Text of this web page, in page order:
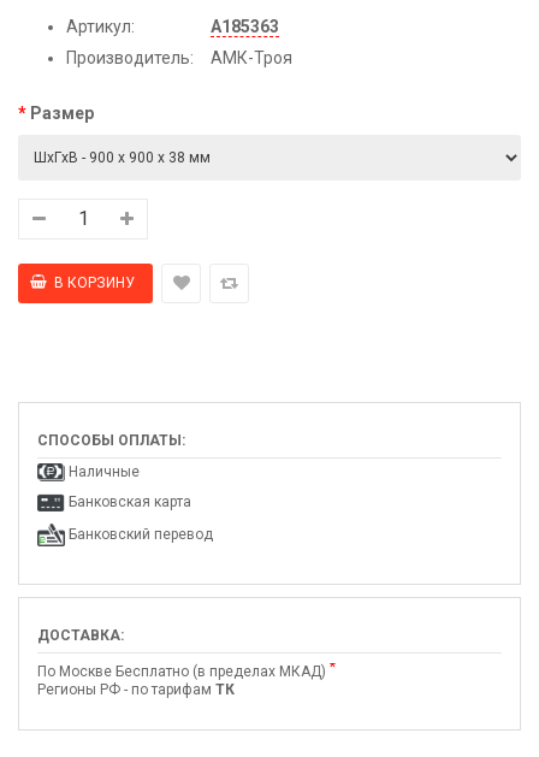
Артикул:
А185363
Производитель:
АМК-Троя
Размер
СПОСОБЫ ОПЛАТЫ:
Наличные
Банковская карта
Банковский перевод
ДОСТАВКА:
По Москве Бесплатно (в пределах МКАД) *
Регионы РФ - по тарифам ТК